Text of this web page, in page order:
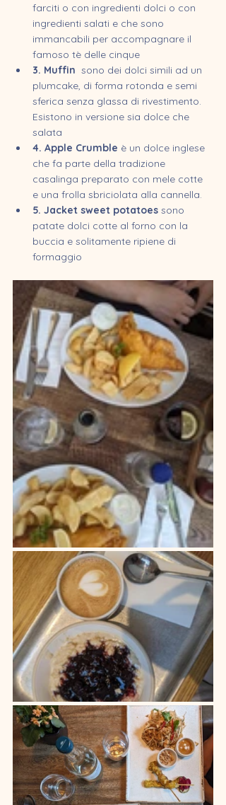
farciti o con ingredienti dolci o con
ingredienti salati e che sono
immancabili per accompagnare il
famoso tè delle cinque
3. Muffin
  sono dei dolci simili ad un
plumcake, di forma rotonda e semi
sferica senza glassa di rivestimento.
Esistono in versione sia dolce che
salata
4. Apple Crumble è un dolce inglese
che fa parte della tradizione
casalinga preparato con mele cotte
e una frolla sbriciolata alla cannella.
5. Jacket sweet potatoes sono
patate dolci cotte al forno con la
buccia e solitamente ripiene di
formaggio